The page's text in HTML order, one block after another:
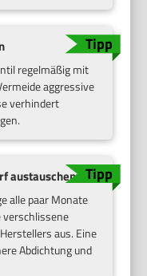
regelmäßig mit
aggressive
verhindert
austauschen
alle paar Monate
verschlissene
aus. Eine
Abdichtung und